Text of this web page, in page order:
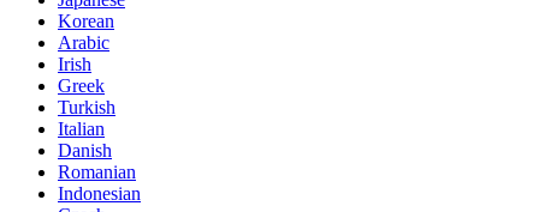
Korean
Arabic
Irish
Greek
Turkish
Italian
Danish
Romanian
Indonesian